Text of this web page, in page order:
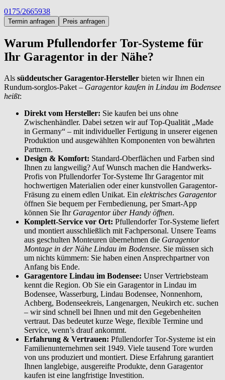
0175/2665938
Termin anfragen Preis anfragen
Warum Pfullendorfer Tor-Systeme für
Ihr Garagentor in der Nähe?
Als süddeutscher Garagentor-Hersteller bieten wir Ihnen ein
Rundum-sorglos-Paket – Garagentor kaufen in Lindau im Bodensee
heißt:
Direkt vom Hersteller: Sie kaufen bei uns ohne
Zwischenhändler. Dabei setzen wir auf Top-Qualität „Made
in Germany“ – mit individueller Fertigung in unserer eigenen
Produktion und ausgewählten Komponenten von bewährten
Partnern.
Design & Komfort: Standard-Oberflächen und Farben sind
Ihnen zu langweilig? Auf Wunsch machen die Handwerks-
Profis von Pfullendorfer Tor-Systeme Ihr Garagentor mit
hochwertigen Materialien oder einer kunstvollen Garagentor-
Fräsung zu einem edlen Unikat. Ein elektrisches Garagentor
öffnen Sie bequem per Fernbedienung, per Smart-App
können Sie Ihr Garagentor über Handy öffnen.
Komplett-Service vor Ort: Pfullendorfer Tor-Systeme liefert
und montiert ausschließlich mit Fachpersonal. Unsere Teams
aus geschulten Monteuren übernehmen die Garagentor
Montage in der Nähe Lindau im Bodensee. Sie müssen sich
um nichts kümmern: Sie haben einen Ansprechpartner von
Anfang bis Ende.
Garagentore Lindau im Bodensee: Unser Vertriebsteam
kennt die Region. Ob Sie ein Garagentor in Lindau im
Bodensee, Wasserburg, Lindau Bodensee, Nonnenhorn,
Achberg, Bodenseekreis, Langenargen, Neukirch etc. suchen
– wir sind schnell bei Ihnen und mit den Gegebenheiten
vertraut. Das bedeutet kurze Wege, flexible Termine und
Service, wenn’s drauf ankommt.
Erfahrung & Vertrauen: Pfullendorfer Tor-Systeme ist ein
Familienunternehmen seit 1949. Viele tausend Tore wurden
von uns produziert und montiert. Diese Erfahrung garantiert
Ihnen langlebige, ausgereifte Produkte, denn Garagentor
kaufen ist eine langfristige Investition.